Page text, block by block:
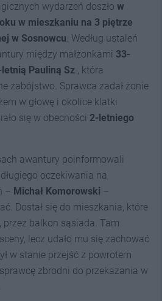
wydarzeń doszło w
w mieszkaniu na 3 piętrze
w Sosnowcu. Według ustaleń
między małżonkami 33-
Pauliną Sz., która
zabójstwo. Sprawca zadał żonie
w głowę i okolice klatki
się w obecności 2-letniego
awantury poinformowali
oczekiwania na
– Michał Komorowski –
Dostał się do mieszkania, które
przez balkon sąsiada. Tam
lecz udało mu się zachować
w stanie przejść z powrotem
zbrodni do przekazania w